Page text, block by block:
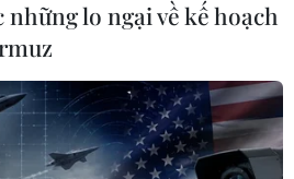
lo ngại về kế hoạch